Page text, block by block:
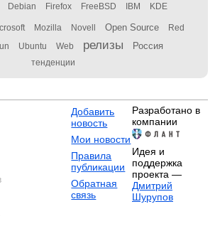
Debian Firefox FreeBSD IBM KDE
Mozilla Novell Open Source Red
Ubuntu Web релизы Россия
тенденции
Добавить
новость
Мои новости
Правила
публикации
Обратная
связь
Разработано в
компании
Идея и
поддержка
проекта —
Дмитрий
Шурупов